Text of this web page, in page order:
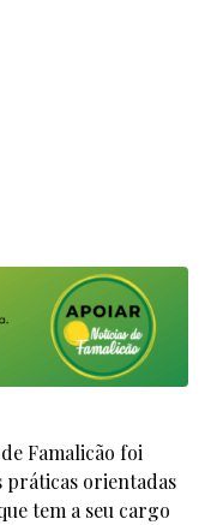
Famalicão foi
práticas orientadas
tem a seu cargo